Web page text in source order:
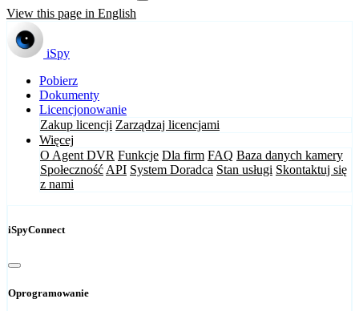
View this page in English
iSpy
Pobierz
Dokumenty
Licencjonowanie
Zakup licencji Zarządzaj licencjami
Więcej
O Agent DVR Funkcje Dla firm FAQ Baza danych kamery
Społeczność API System Doradca Stan usługi Skontaktuj się
z nami
iSpyConnect
Oprogramowanie